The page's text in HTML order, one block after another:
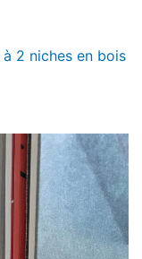
2 niches en bois